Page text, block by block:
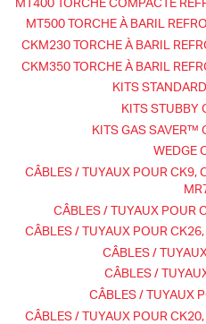
MT400 TORCHE COMPACTE
MT500 TORCHE À BARIL
CKM230 TORCHE À BARIL
CKM350 TORCHE À BARIL
KITS
KITS STUBBY
KITS GAS SAVER™
WEDGE
CÂBLES / TUYAUX POUR CK9,
CÂBLES / TUYAUX POUR
CÂBLES / TUYAUX POUR
CÂBLES /
CÂBLES /
CÂBLES / TUYAUX
CÂBLES / TUYAUX POUR